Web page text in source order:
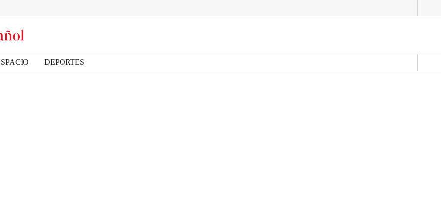
DEPORTES